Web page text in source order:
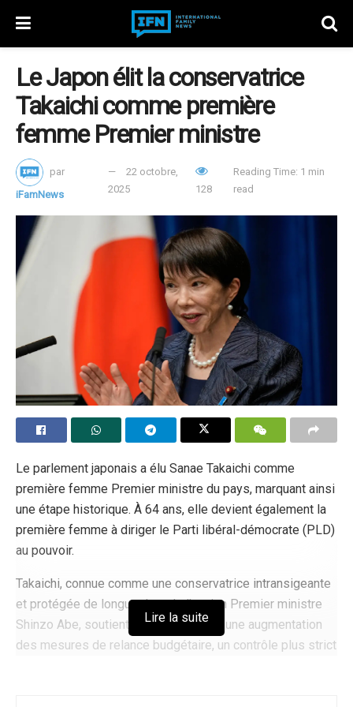
Le Japon élit la conservatrice
Takaichi comme première
femme Premier ministre
par
iFamNews
22 octobre,
2025
128
Reading Time: 1 min
read
Le parlement japonais a élu Sanae Takaichi comme
première femme Premier ministre du pays, marquant ainsi
une étape historique. À 64 ans, elle devient également la
première femme à diriger le Parti libéral-démocrate (PLD)
au pouvoir.
Takaichi, connue comme une conservatrice intransigeante
et protégée de longue date de l’ancien Premier ministre
Shinzo Abe, soutient une armée forte, une augmentation
des mesures de relance budgétaire, un contrôle plus strict
Lire la suite